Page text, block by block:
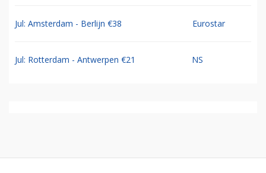
Jul: Amsterdam - Berlijn €38 Eurostar
Jul: Rotterdam - Antwerpen €21 NS